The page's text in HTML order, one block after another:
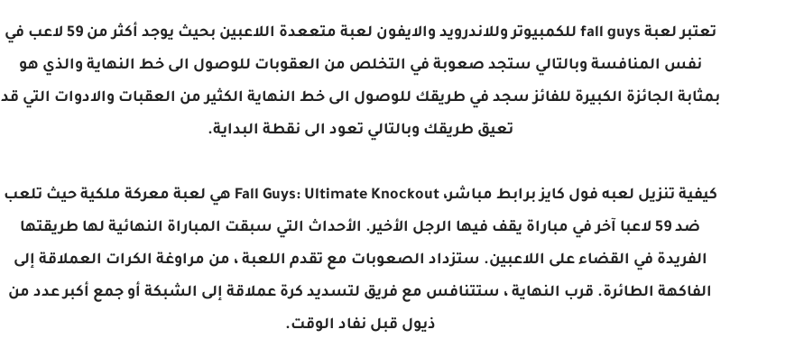
تعتبر لعبة fall guys للكمبيوتر وللاندرويد والايفون لعبة متععدة اللاعبين بحيث يوجد أكثر من 59 لاعب في
نفس المنافسة وبالتالي ستجد صعوبة في التخلص من العقوبات للوصول الى خط النهاية والذي هو
بمثابة الجائزة الكبيرة للفائز سجد في طريقك للوصول الى خط النهاية الكثير من العقبات والادوات التي قد
تعيق طريقك وبالتالي تعود الى نقطة البداية.
كيفية تنزيل لعبه فول كايز برابط مباشر، Fall Guys: Ultimate Knockout هي لعبة معركة ملكية حيث تلعب
ضد 59 لاعبا آخر في مباراة يقف فيها الرجل الأخير. الأحداث التي سبقت المباراة النهائية لها طريقتها
الفريدة في القضاء على اللاعبين. ستزداد الصعوبات مع تقدم اللعبة ، من مراوغة الكرات العملاقة إلى
الفاكهة الطائرة. قرب النهاية ، ستتنافس مع فريق لتسديد كرة عملاقة إلى الشبكة أو جمع أكبر عدد من
ذيول قبل نفاد الوقت.